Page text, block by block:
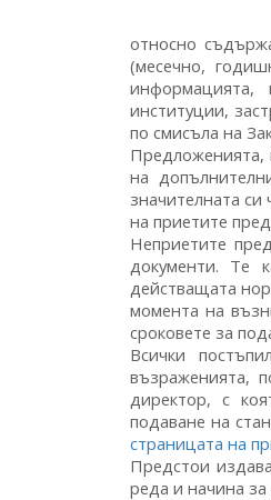
относно
(месечно,
информацията,
институции,
по смисъла на
Предложенията,
на
значителната
на приетите
Неприетите
документи. Те
действащата
момента на
сроковете за
Всички
възраженията,
директор, с
подаване на
страницата на
Предстои
реда и начина